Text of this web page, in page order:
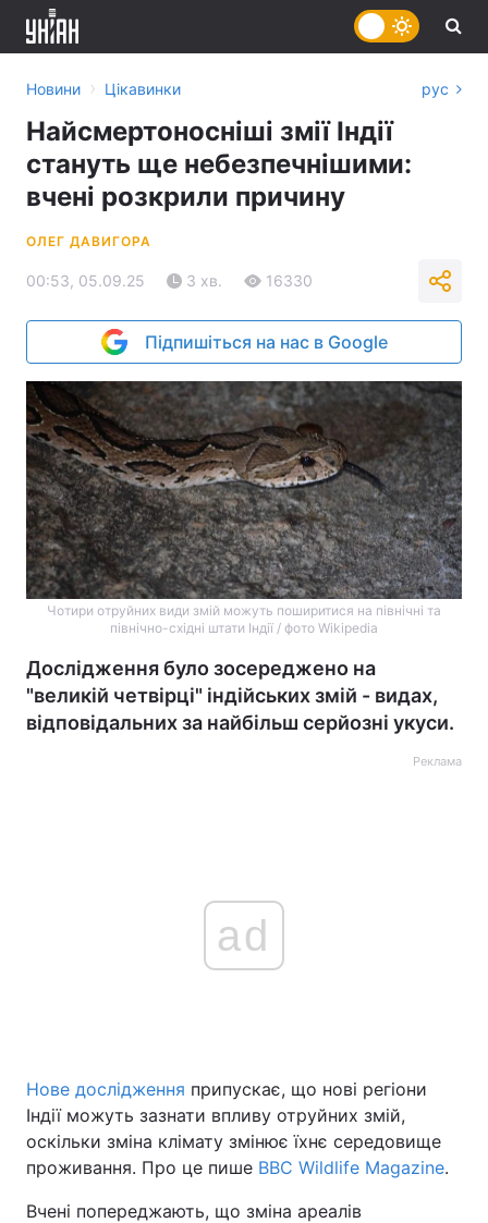
Україна Політика
Економіка Світ
Спорт Наука
Новини › Цікавинки рус
Найсмертоносніші змії Індії
стануть ще небезпечнішими:
вчені розкрили причину
ОЛЕГ ДАВИГОРА
00:53, 05.09.25 3 хв. 16330
Підпишіться на нас в Google
Чотири отруйних види змій можуть поширитися на північні та
північно-східні штати Індії / фото Wikipedia
Дослідження було зосереджено на
"великій четвірці" індійських змій - видах,
відповідальних за найбільш серйозні укуси.
Реклама
ad
Нове дослідження припускає, що нові регіони
Індії можуть зазнати впливу отруйних змій,
оскільки зміна клімату змінює їхнє середовище
проживання. Про це пише BBC Wildlife Magazine.
Вчені попереджають, що зміна ареалів